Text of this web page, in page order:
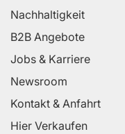
Nachhaltigkeit
B2B Angebote
Jobs & Karriere
Newsroom
Kontakt & Anfahrt
Hier Verkaufen